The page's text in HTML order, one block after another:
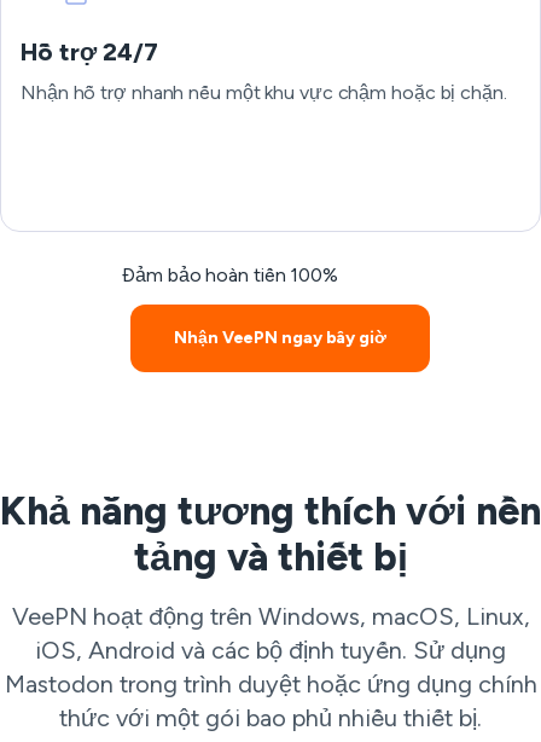
Hỗ trợ 24/7
Nhận hỗ trợ nhanh nếu một khu vực chậm hoặc bị chặn.
Đảm bảo hoàn tiền 100%
Nhận VeePN ngay bây giờ
Khả năng tương thích với nền
tảng và thiết bị
VeePN hoạt động trên Windows, macOS, Linux,
iOS, Android và các bộ định tuyến. Sử dụng
Mastodon trong trình duyệt hoặc ứng dụng chính
thức với một gói bao phủ nhiều thiết bị.